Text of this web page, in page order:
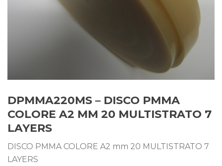
DPMMA220MS – DISCO PMMA
COLORE A2 MM 20 MULTISTRATO 7
LAYERS
DISCO PMMA COLORE A2 mm 20 MULTISTRATO 7
LAYERS